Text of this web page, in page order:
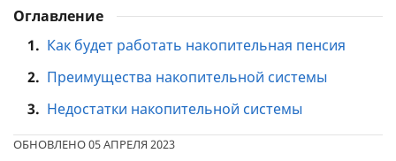
Оглавление
1. Как будет работать накопительная пенсия
2. Преимущества накопительной системы
3. Недостатки накопительной системы
ОБНОВЛЕНО 05 АПРЕЛЯ 2023